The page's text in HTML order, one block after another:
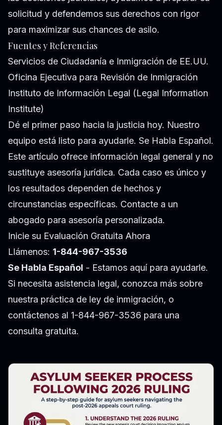
solicitud y defendemos sus derechos con rigor
para maximizar sus chances de asilo.
Fuentes y Referencias
Servicios de Ciudadanía e Inmigración de EE.UU.
Oficina Ejecutiva para Revisión de Inmigración
Instituto de Información Legal (Legal Information
Institute)
Dé el primer paso hacia la justicia hoy. Nuestro
equipo está listo para ayudarle. Se Habla Español.
Este artículo ofrece información legal general y no
sustituye asesoría jurídica. Cada caso es único y
los resultados dependen de hechos y
circunstancias específicas. Contacte a un
abogado para asesoría personalizada.
Inicie su Evaluación Gratuita Ahora
Llámenos: 1-844-967-3536
Se Habla Español - Estamos aquí para ayudarle.
Si necesita asistencia legal, conozca más sobre
nuestra práctica de ley de inmigración, o
contáctenos al 1-844-967-3536 para una
consulta gratuita.